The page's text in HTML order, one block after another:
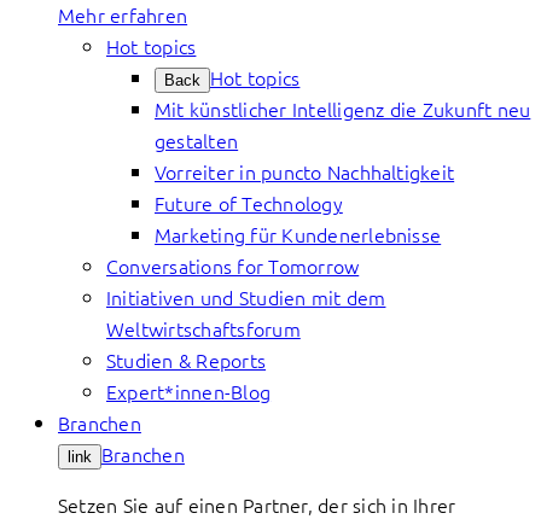
Mehr erfahren
Hot topics
Back Hot topics
Mit künstlicher Intelligenz die Zukunft neu
gestalten
Vorreiter in puncto Nachhaltigkeit
Future of Technology
Marketing für Kundenerlebnisse
Conversations for Tomorrow
Initiativen und Studien mit dem
Weltwirtschaftsforum
Studien & Reports
Expert*innen-Blog
Branchen
link Branchen
Setzen Sie auf einen Partner, der sich in Ihrer